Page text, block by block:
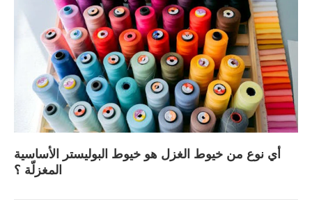
أي نوع من خيوط الغزل هو خيوط البوليستر الأساسية
المغزلّة ؟